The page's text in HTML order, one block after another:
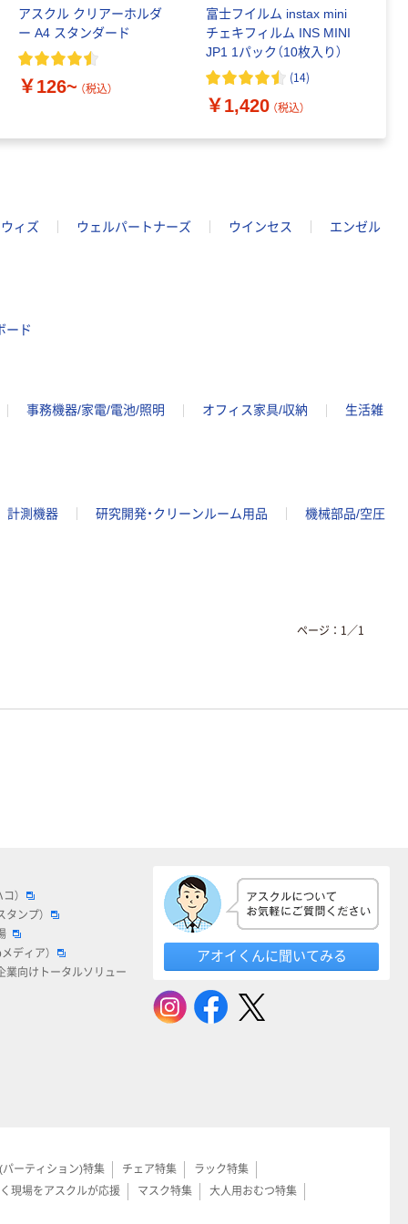
アスクル クリアーホルダ
ー A4 スタンダード
￥126~ （税込）
富士フイルム instax mini
チェキフィルム INS MINI
JP1 1パック（10枚入り）
(14)
￥1,420 （税込）
ウィズ ウェルパートナーズ ウインセス エンゼル
ード
事務機器/家電/電池/照明 オフィス家具/収納 生活雑
計測機器 研究開発・クリーンルーム用品 機械部品/空圧
ページ： 1 ／1
）
タンプ）
ディア）
業向けトータルソリュー
アオイくんに聞いてみる
ーティション)特集 チェア特集
ラック特集
現場をアスクルが応援
マスク特集 大人用おむつ特集